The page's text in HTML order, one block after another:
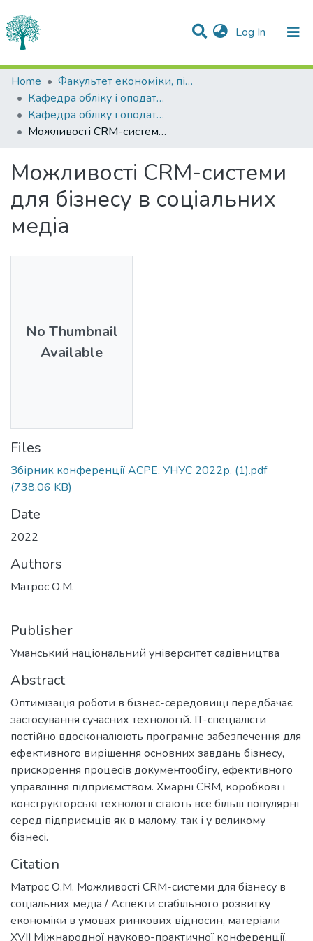
Log In (current)
Statistics
Communities & Collections
All of DSpace
Home
Факультет економіки, підприємництва та інформаційних технологій
Кафедра обліку і оподаткування
Кафедра обліку і оподаткування
Можливості CRM-системи для бізнесу в соціальних медіа
Можливості CRM-системи
для бізнесу в соціальних
медіа
No Thumbnail
Available
Files
Збірник конференції АСРЕ, УНУС 2022р. (1).pdf
(738.06 KB)
Date
2022
Authors
Матрос О.М.
Publisher
Уманський національний університет садівництва
Abstract
Оптимізація роботи в бізнес-середовищі передбачає
застосування сучасних технологій. IT-спеціалісти
постійно вдосконалюють програмне забезпечення для
ефективного вирішення основних завдань бізнесу,
прискорення процесів документообігу, ефективного
управління підприємством. Хмарні CRM, коробкові і
конструкторські технології стають все більш популярні
серед підприємців як в малому, так і у великому
бізнесі.
Citation
Матрос О.М. Можливості CRM-системи для бізнесу в
соціальних медіа / Аспекти стабільного розвитку
економіки в умовах ринкових відносин, матеріали
ХVІІ Міжнародної науково-практичної конференції.